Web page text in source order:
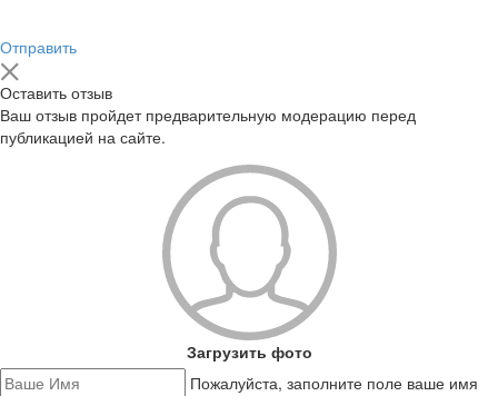
Отправить
Оставить отзыв
Ваш отзыв пройдет предварительную модерацию перед
публикацией на сайте.
Загрузить фото
Пожалуйста, заполните поле ваше имя